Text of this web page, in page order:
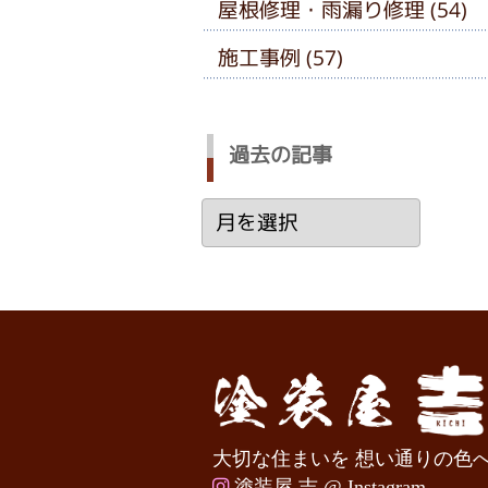
屋根修理・雨漏り修理 (54)
施工事例 (57)
過去の記事
過
去
記
大切な住まいを 想い通りの色